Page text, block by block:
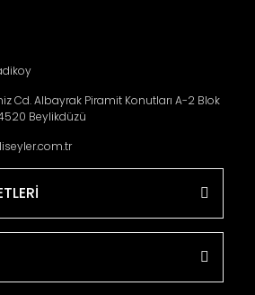
Cd. Albayrak Piramit Konutları A-2 Blok
Beylikdüzü